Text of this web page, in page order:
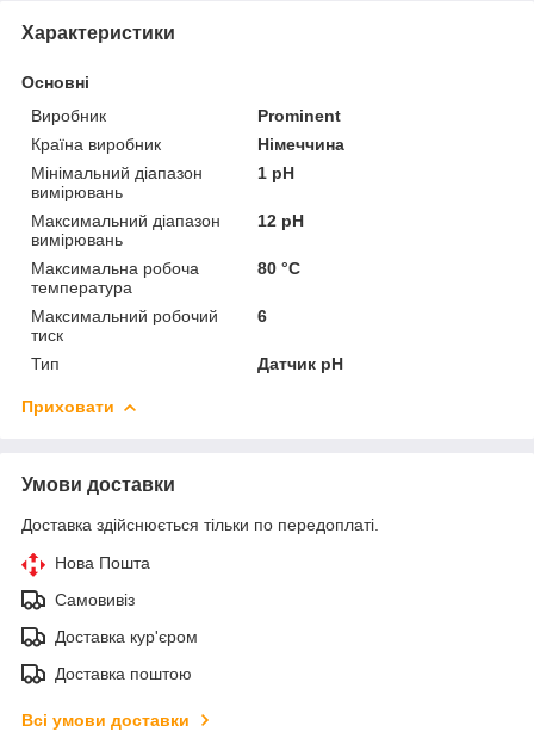
Характеристики
Основні
Виробник
Prominent
Країна виробник
Німеччина
Мінімальний діапазон
вимірювань
1 pH
Максимальний діапазон
вимірювань
12 pH
Максимальна робоча
температура
80 °С
Максимальний робочий
тиск
6
Тип Датчик pH
Приховати
Умови доставки
Доставка здійснюється тільки по передоплаті.
Нова Пошта
Самовивіз
Доставка кур'єром
Доставка поштою
Всі умови доставки